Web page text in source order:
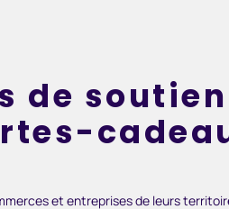
de
et entreprisesde leurs